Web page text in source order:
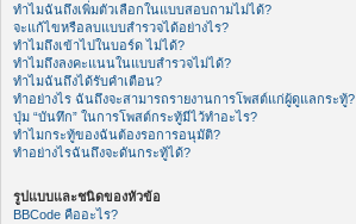
ทำไมฉันถึงเพิ่มตัวเลือกในแบบสอบถามไม่ได้?
จะแก้ไขหรือลบแบบสำรวจได้อย่างไร?
ทำไมถึงเข้าไปในบอร์ด ไม่ได้?
ทำไมถึงลงคะแนนในแบบสำรวจไม่ได้?
ทำไมฉันถึงได้รับคำเตือน?
ทำอย่างไร ฉันถึงจะสามารถรายงานการโพสต์แก่ผู้ดูแลกระทู้?
ปุ่ม “บันทึก” ในการโพสต์กระทู้มีไว้ทำอะไร?
ทำไมกระทู้ของฉันต้องรอการอนุมัติ?
ทำอย่างไรฉันถึงจะดันกระทู้ได้?
รูปแบบและชนิดของหัวข้อ
BBCode คืออะไร?